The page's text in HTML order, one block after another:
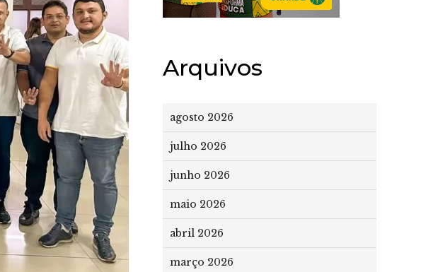
Arquivos
agosto 2026
julho 2026
junho 2026
maio 2026
abril 2026
março 2026